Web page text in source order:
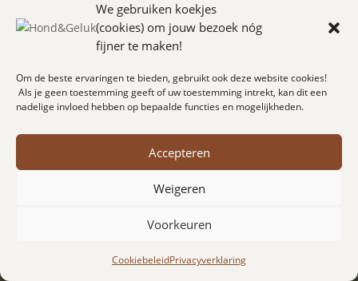
We gebruiken koekjes
(cookies) om jouw bezoek nóg
fijner te maken!
Om de beste ervaringen te bieden, gebruikt ook deze website cookies!
Als je geen toestemming geeft of uw toestemming intrekt, kan dit een
nadelige invloed hebben op bepaalde functies en mogelijkheden.
Accepteren
Weigeren
Voorkeuren
CookiebeleidPrivacyverklaring
samen de diepte induiken kun je
ook echt diepgaande blijvende
verandering creëren! Je leert jouw
hond kennen en werkt met jouw
hoop frustratie bespaart blijft!